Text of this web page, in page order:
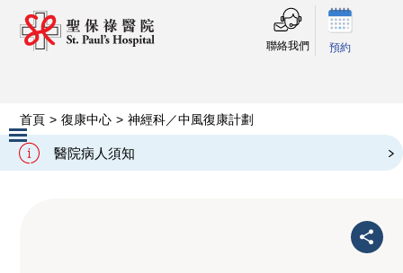
聯絡我們 預約
醫院病人須知
Slide 2 of 3.
首頁 > 復康中心 > 神經科／中風復康計劃
神經科／中風復康計劃